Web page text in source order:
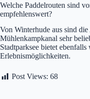
Welche Paddelrouten sind
empfehlenswert?
Von Winterhude aus sind
Mühlenkampkanal sehr
Stadtparksee bietet
Erlebnismöglichkeiten.
Post Views: 68